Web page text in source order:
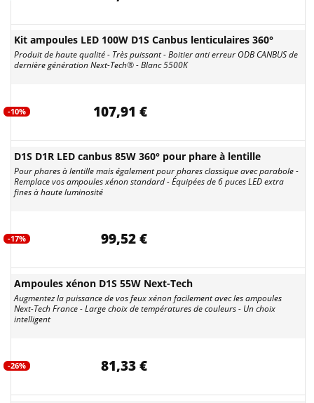
Kit ampoules LED 100W D1S Canbus lenticulaires 360°
Produit de haute qualité - Très puissant - Boitier anti erreur ODB CANBUS de
dernière génération Next-Tech® - Blanc 5500K
-10% 107,91 €
D1S D1R LED canbus 85W 360° pour phare à lentille
Pour phares à lentille mais également pour phares classique avec parabole -
Remplace vos ampoules xénon standard - Équipées de 6 puces LED extra
fines à haute luminosité
-17% 99,52 €
Ampoules xénon D1S 55W Next-Tech
Augmentez la puissance de vos feux xénon facilement avec les ampoules
Next-Tech France - Large choix de températures de couleurs - Un choix
intelligent
-26% 81,33 €